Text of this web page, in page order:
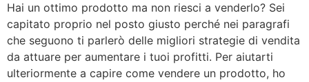
Hai un ottimo prodotto ma non riesci a venderlo? Sei
capitato proprio nel posto giusto perché nei paragrafi
che seguono ti parlerò delle migliori strategie di vendita
da attuare per aumentare i tuoi profitti. Per aiutarti
ulteriormente a capire come vendere un prodotto, ho